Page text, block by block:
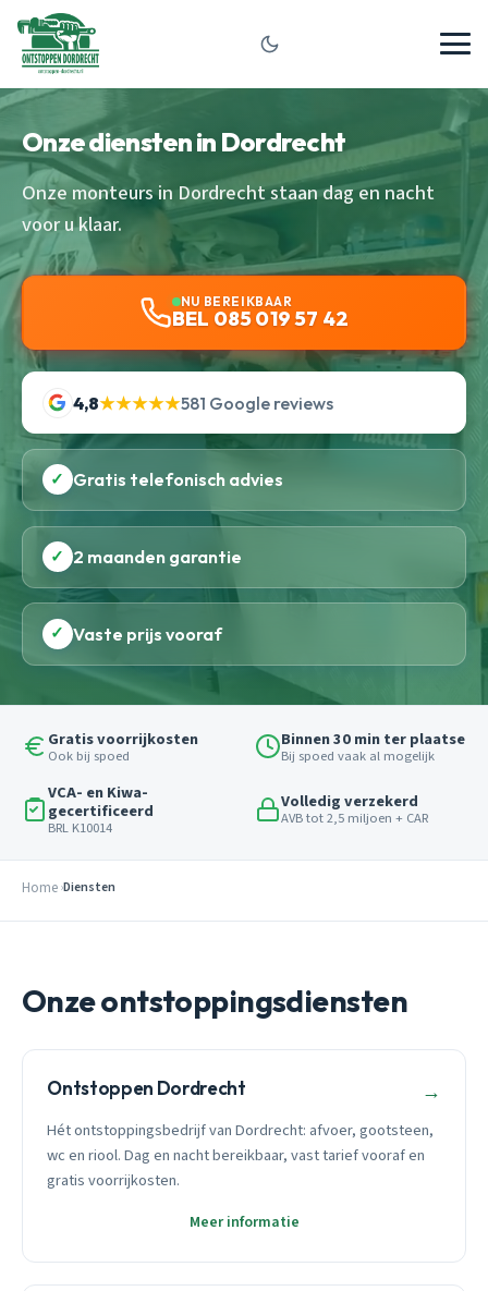
Onze diensten in Dordrecht
Onze monteurs in Dordrecht staan dag en nacht
voor u klaar.
NU BEREIKBAAR
BEL 085 019 57 42
4,8★★★★★581 Google reviews
✓ Gratis telefonisch advies
✓ 2 maanden garantie
✓ Vaste prijs vooraf
Gratis voorrijkosten
Ook bij spoed
Binnen 30 min ter plaatse
Bij spoed vaak al mogelijk
VCA- en Kiwa-
gecertificeerd
BRL K10014
Volledig verzekerd
AVB tot 2,5 miljoen + CAR
Home Diensten
Onze ontstoppingsdiensten
Ontstoppen Dordrecht →
Hét ontstoppingsbedrijf van Dordrecht: afvoer, gootsteen,
wc en riool. Dag en nacht bereikbaar, vast tarief vooraf en
gratis voorrijkosten.
Meer informatie